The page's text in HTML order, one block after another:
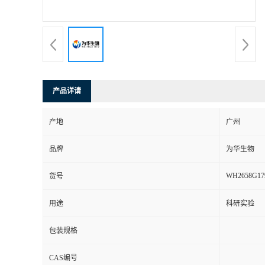
产品详请
产地 广州
品牌 为华生物
货号
用途 科研实验
包装规格
CAS编号